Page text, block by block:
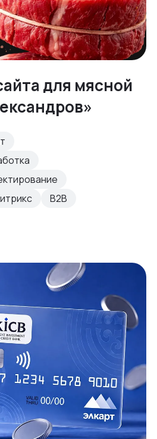
для мясной
B2B